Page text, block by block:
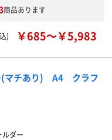
商品あります
) ￥685～￥5,983
(マチあり) A4 クラフ
ルダー